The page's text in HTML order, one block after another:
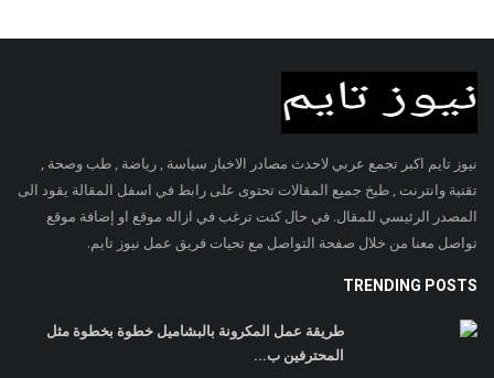
نيوز تايم اكبر تجمع عربي لاحدث مصادر الاخبار سياسة , رياضة , طب وصحة ,
تقنية وانترنت , طبخ جميع المقالات تحتوى على رابط في اسفل المقالة يقود الى
المصدر الرئيسي للمقال. في حال كنت ترغب في ازاله موقع او إضافة موقع
تواصل معنا من خلال صفحة التواصل مع تحيات فريق عمل نيوز تايم.
TRENDING POSTS
طريقة عمل المكرونة بالبشاميل خطوة بخطوة مثل
المحترفين ب...